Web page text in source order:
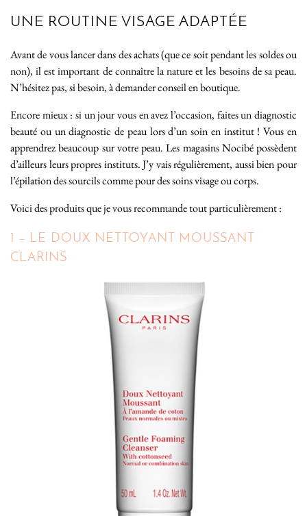
UNE ROUTINE VISAGE ADAPTÉE
Avant de vous lancer dans des achats (que ce soit pendant les soldes ou
non), il est important de connaître la nature et les besoins de sa peau.
N’hésitez pas, si besoin, à demander conseil en boutique.
Encore mieux : si un jour vous en avez l’occasion, faites un diagnostic
beauté ou un diagnostic de peau lors d’un soin en institut ! Vous en
apprendrez beaucoup sur votre peau. Les magasins Nocibé possèdent
d’ailleurs leurs propres instituts. J’y vais régulièrement, aussi bien pour
l’épilation des sourcils comme pour des soins visage ou corps.
Voici des produits que je vous recommande tout particulièrement :
1 – LE DOUX NETTOYANT MOUSSANT
CLARINS